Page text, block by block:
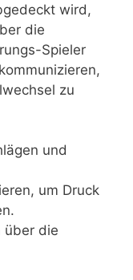
wird,
die
Spieler
zu
und
um Druck
über die